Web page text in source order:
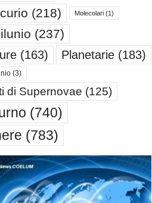
(218) Molecolari(1)
(237)
(163) Planetarie(183)
(3)
di Supernovae (125)
(740)
(783)